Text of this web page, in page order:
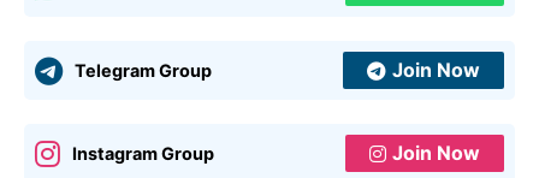
Telegram Group Join Now
Instagram Group Join Now